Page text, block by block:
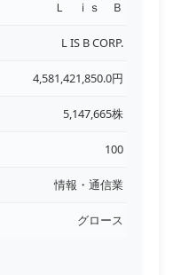
Ｌ ｉｓ Ｂ
L IS B CORP.
4,581,421,850.0円
5,147,665株
100
情報・通信業
グロース